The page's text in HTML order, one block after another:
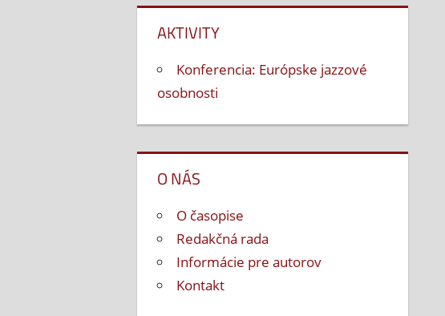
AKTIVITY
Konferencia: Európske jazzové
osobnosti
O NÁS
O časopise
Redakčná rada
Informácie pre autorov
Kontakt